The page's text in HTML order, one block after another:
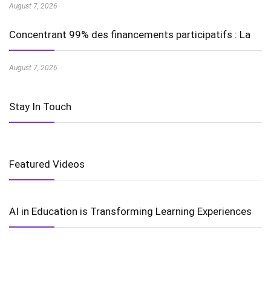
August 7, 2026
Concentrant 99% des financements participatifs : La
August 7, 2026
Stay In Touch
Featured Videos
AI in Education is Transforming Learning Experiences